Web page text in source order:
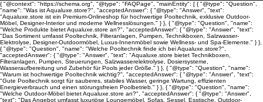
{ "@context": "https://schema.org", "@type": "FAQPage", "mainEntity": [ { "@type": "Question",
"name": "Was ist Aqualuxe.store?", "acceptedAnswer": { "@type": "Answer", "text":
"Aqualuxe.store ist ein Premium-Onlineshop für hochwertige Pooltechnik, exklusive Outdoor-
Möbel, Designer-Interior und moderne Wellnesslösungen." } }, { "@type": "Question", "name":
"Welche Produkte bietet Aqualuxe.store an?", "acceptedAnswer": { "@type": "Answer", "text":
"Das Sortiment umfasst Pooltechnik, Filteranlagen, Pumpen, Technikboxen, Salzwasser-
Elektrolyse, Designer-Outdoormöbel, Luxus-Innenmöbel sowie Wellness- und Spa-Elemente." } },
{ "@type": "Question", "name": "Welche Pooltechnik finde ich bei Aqualuxe.store?",
"acceptedAnswer": { "@type": "Answer", "text": "Aqualuxe.store bietet Technikboxen,
Filteranlagen, Pumpen, Steuerungen, Salzwasserelektrolyse, Dosiersysteme,
Wasseraufbereitung und Zubehör für Pools jeder Größe." } }, { "@type": "Question", "name":
"Warum ist hochwertige Pooltechnik wichtig?", "acceptedAnswer": { "@type": "Answer", "text":
"Gute Pooltechnik sorgt für sauberes, stabiles Wasser, geringe Wartung, effizienten
Energieverbrauch und einen störungsfreien Poolbetrieb." } }, { "@type": "Question", "name":
"Welche Outdoor-Möbel bietet Aqualuxe.store an?", "acceptedAnswer": { "@type": "Answer",
"text": "Das Angebot umfasst luxuriöse Loungemöbel, Sofas, Sessel, Esstische, Outdoor-